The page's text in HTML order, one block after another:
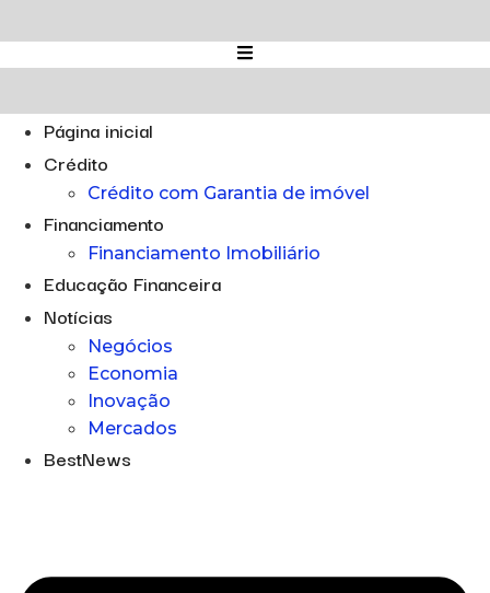
para
o
Página inicial
Crédito
Crédito com Garantia de imóvel
Financiamento
Financiamento Imobiliário
Educação Financeira
Notícias
Negócios
Economia
Inovação
Mercados
BestNews